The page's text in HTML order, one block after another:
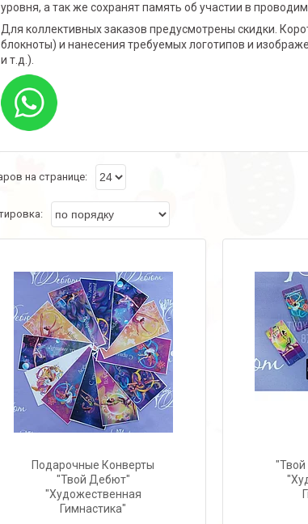
уровня, а так же сохранят память об участии в
Для коллективных заказов предусмотрены скидки.
блокноты) и нанесения требуемых логотипов и
и т.д.).
Подарочные Конверты
"Твой Дебют"
"Художественная
Гимнастика"